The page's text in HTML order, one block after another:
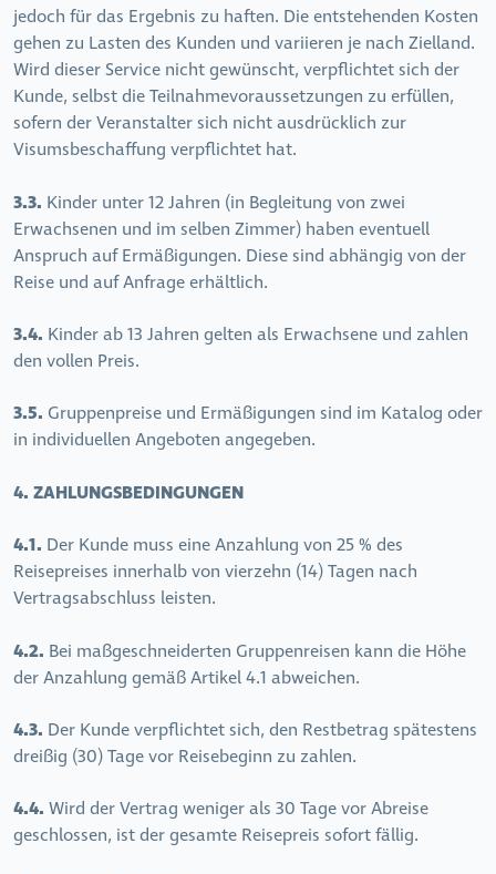
jedoch für das Ergebnis zu haften. Die entstehenden Kosten
gehen zu Lasten des Kunden und variieren je nach Zielland.
Wird dieser Service nicht gewünscht, verpflichtet sich der
Kunde, selbst die Teilnahmevoraussetzungen zu erfüllen,
sofern der Veranstalter sich nicht ausdrücklich zur
Visumsbeschaffung verpflichtet hat.
3.3. Kinder unter 12 Jahren (in Begleitung von zwei
Erwachsenen und im selben Zimmer) haben eventuell
Anspruch auf Ermäßigungen. Diese sind abhängig von der
Reise und auf Anfrage erhältlich.
3.4. Kinder ab 13 Jahren gelten als Erwachsene und zahlen
den vollen Preis.
3.5. Gruppenpreise und Ermäßigungen sind im Katalog oder
in individuellen Angeboten angegeben.
4. ZAHLUNGSBEDINGUNGEN
4.1. Der Kunde muss eine Anzahlung von 25 % des
Reisepreises innerhalb von vierzehn (14) Tagen nach
Vertragsabschluss leisten.
4.2. Bei maßgeschneiderten Gruppenreisen kann die Höhe
der Anzahlung gemäß Artikel 4.1 abweichen.
4.3. Der Kunde verpflichtet sich, den Restbetrag spätestens
dreißig (30) Tage vor Reisebeginn zu zahlen.
4.4. Wird der Vertrag weniger als 30 Tage vor Abreise
geschlossen, ist der gesamte Reisepreis sofort fällig.